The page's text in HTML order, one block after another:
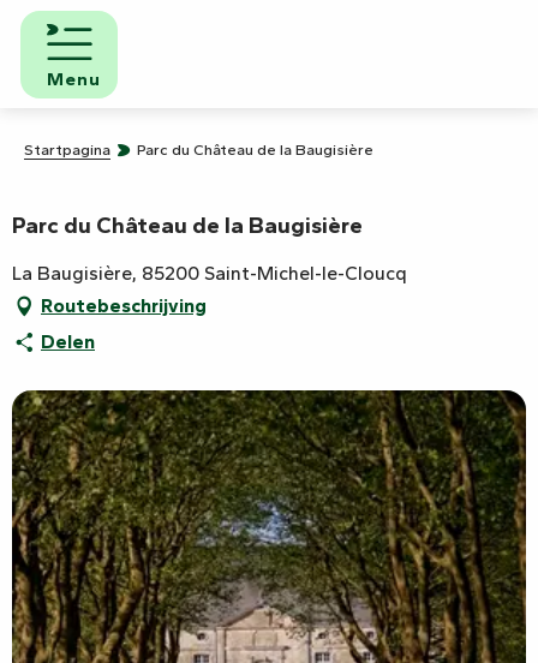
Aller
contenu
principal
Menu
Startpagina Parc du Château de la Baugisière
Parc du Château de la Baugisière
La Baugisière, 85200 Saint-Michel-le-Cloucq
Routebeschrijving
Delen